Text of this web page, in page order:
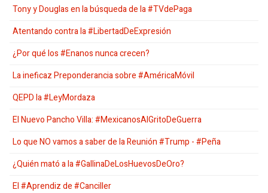
Tony y Douglas en la búsqueda de la #TVdePaga
Atentando contra la #LibertadDeExpresión
¿Por qué los #Enanos nunca crecen?
La ineficaz Preponderancia sobre #AméricaMóvil
QEPD la #LeyMordaza
El Nuevo Pancho Villa: #MexicanosAlGritoDeGuerra
Lo que NO vamos a saber de la Reunión #Trump - #Peña
¿Quién mató a la #GallinaDeLosHuevosDeOro?
El #Aprendiz de #Canciller